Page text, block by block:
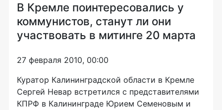
В Кремле поинтересовались у
коммунистов, станут ли они
участвовать в митинге 20 марта
27 февраля 2010, 00:00
Куратор Калининградской области в Кремле
Сергей Невар встретился с представителями
КПРФ в Калининграде Юрием Семеновым и